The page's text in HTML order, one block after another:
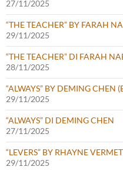
27/11/2025
“THE TEACHER” BY FARAH
29/11/2025
“THE TEACHER” DI FARAH
28/11/2025
“ALWAYS” BY DEMING CHEN
29/11/2025
“ALWAYS” DI DEMING CHEN
27/11/2025
“LEVERS” BY RHAYNE
29/11/2025